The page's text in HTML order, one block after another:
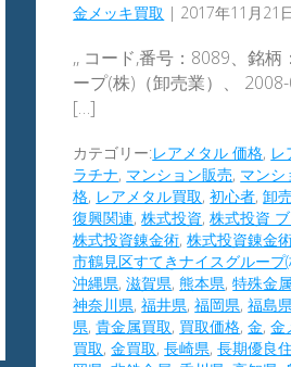
金メッキ買取 | 2017年11月21
,, コード,番号：8089、銘
ープ(株)（卸売業）、
[…]
カテゴリー:レアメタル 価格, レ
ラチナ, マンション販売, マンシ
格, レアメタル買取,初心者,卸
復興関連,株式投資,株式投資
株式投資錬金術,株式投資錬金
市鶴見区すてきナイスグループ(
沖縄県,滋賀県,熊本県,特殊金属
神奈川県,福井県,福岡県,福島県
県,貴金属買取, 買取価格,金,金
買取,金買取,長崎県,長期優良